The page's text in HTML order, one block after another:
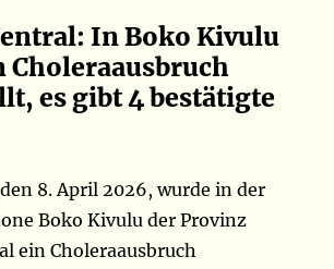
In Boko Kivulu
Choleraausbruch
es gibt 4 bestätigte
8. April 2026, wurde in der
Boko Kivulu der Provinz
ein Choleraausbruch